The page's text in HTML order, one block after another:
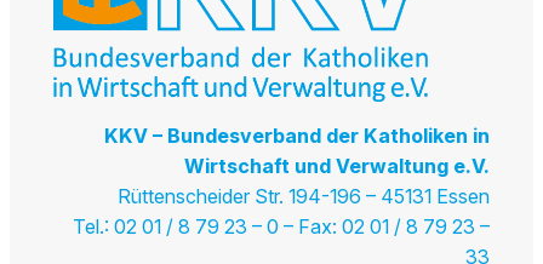
KKV – Bundesverband der Katholiken in
Wirtschaft und Verwaltung e.V.
Rüttenscheider Str. 194-196 – 45131 Essen
Tel.: 02 01 / 8 79 23 – 0 – Fax: 02 01 / 8 79 23 –
33